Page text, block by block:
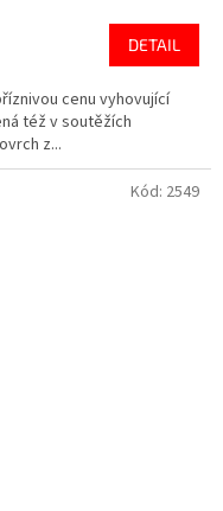
DETAIL
cenu vyhovující
též v soutěžích
z...
Kód: 2549